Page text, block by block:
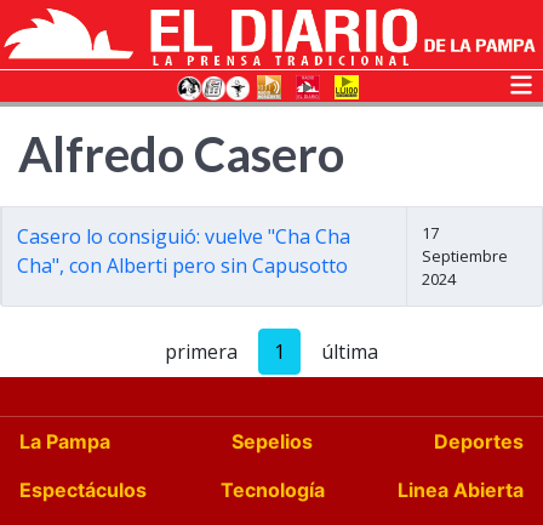
Alfredo Casero
Casero lo consiguió: vuelve "Cha Cha
Cha", con Alberti pero sin Capusotto
17
Septiembre
2024
primera 1 última
La Pampa Sepelios
Deportes
Espectáculos
Tecnología
Linea Abierta